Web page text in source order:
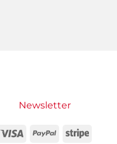
Newsletter
Visa PayPal Stripe